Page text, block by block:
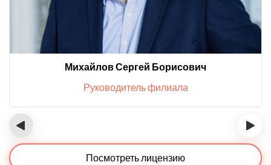
Михайлов Сергей Борисович
Руководитель филиала
‹ ›
Посмотреть лицензию